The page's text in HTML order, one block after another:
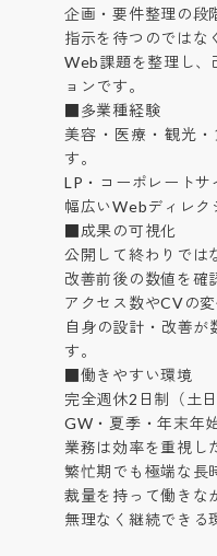
企画・要件整理の段
指示を待つのではな
Web課題を整理し、
ョンです。
■多業種経験
美容・医療・観光
す。
LP・コーポレートサ
幅広いWebディレク
■成果の可視化
公開して終わりでは
改善前後の数値を確
アクセス数やCVの変
自身の設計・改善
す。
■働きやすい環境
完全週休2日制（土
GW・夏季・年末年
業務は効率を重視し
繁忙期でも極端な長
裁量を持って働きな
無理なく継続できる